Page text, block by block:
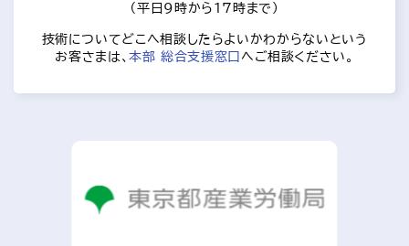
（平日9時から17時まで）
技術についてどこへ相談したらよいかわからないという
お客さまは、本部 総合支援窓口 へご相談ください。